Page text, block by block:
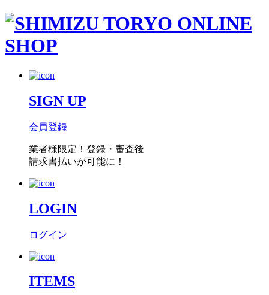
SIGN UP
会員登録
業者様限定！ 登録・審査後
請求書払いが可能に！
LOGIN
ログイン
ITEMS